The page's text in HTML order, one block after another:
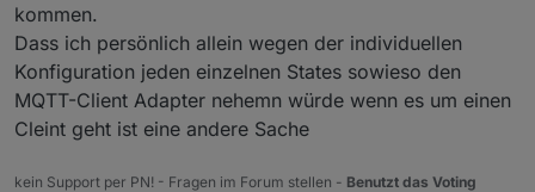
kommen.
Dass ich persönlich allein wegen der individuellen
Konfiguration jeden einzelnen States sowieso den
MQTT-Client Adapter nehemn würde wenn es um einen
Cleint geht ist eine andere Sache
kein Support per PN! - Fragen im Forum stellen - Benutzt das Voting